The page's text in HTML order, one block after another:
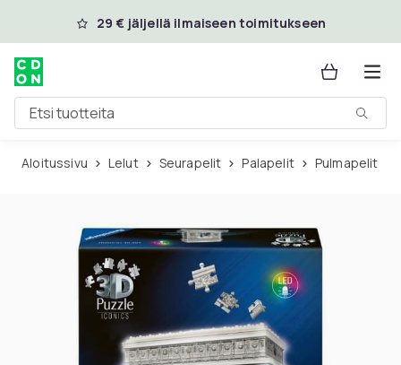
Ohita ja siirry pääsisältöön
29 € jäljellä ilmaiseen toimitukseen
Etsi tuotteita
Aloitussivu Lelut Seurapelit Palapelit Pulmapelit